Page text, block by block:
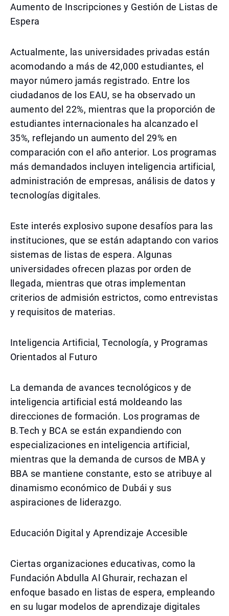
Aumento de Inscripciones y Gestión de Listas de
Espera
Actualmente, las universidades privadas están
acomodando a más de 42,000 estudiantes, el
mayor número jamás registrado. Entre los
ciudadanos de los EAU, se ha observado un
aumento del 22%, mientras que la proporción de
estudiantes internacionales ha alcanzado el
35%, reflejando un aumento del 29% en
comparación con el año anterior. Los programas
más demandados incluyen inteligencia artificial,
administración de empresas, análisis de datos y
tecnologías digitales.
Este interés explosivo supone desafíos para las
instituciones, que se están adaptando con varios
sistemas de listas de espera. Algunas
universidades ofrecen plazas por orden de
llegada, mientras que otras implementan
criterios de admisión estrictos, como entrevistas
y requisitos de materias.
Inteligencia Artificial, Tecnología, y Programas
Orientados al Futuro
La demanda de avances tecnológicos y de
inteligencia artificial está moldeando las
direcciones de formación. Los programas de
B.Tech y BCA se están expandiendo con
especializaciones en inteligencia artificial,
mientras que la demanda de cursos de MBA y
BBA se mantiene constante, esto se atribuye al
dinamismo económico de Dubái y sus
aspiraciones de liderazgo.
Educación Digital y Aprendizaje Accesible
Ciertas organizaciones educativas, como la
Fundación Abdulla Al Ghurair, rechazan el
enfoque basado en listas de espera, empleando
en su lugar modelos de aprendizaje digitales